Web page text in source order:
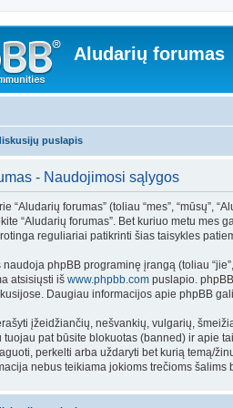
Aludarių forumas
puslapis
- Naudojimosi sąlygos
“Aludarių forumas” (toliau “mes”, “mūsų”,
“Aludarių forumas”. Bet kuriuo metu mes
reguliariai patikrinti šias taisykles
phpBB programinę įrangą (toliau
atsisiųsti iš www.phpbb.com puslapio.
Daugiau informacijos apie phpBB
įžeidžiančių, nešvankių, vulgarių,
tuojau pat būsite blokuotas (banned) ir apie
perkelti arba uždaryti bet kurią temą/
nebus teikiama jokioms trečioms